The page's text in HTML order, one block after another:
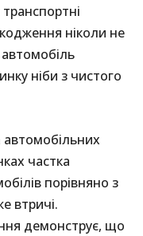
ніколи не
ніби з чистого
частка
порівняно з
втричі.
демонструє, що